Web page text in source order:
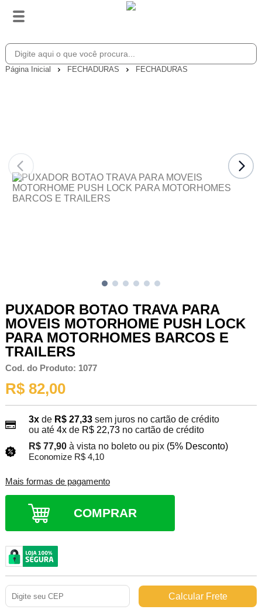
Página Inicial FECHADURAS FECHADURAS
PUXADOR BOTAO TRAVA PARA
MOVEIS MOTORHOME PUSH LOCK
PARA MOTORHOMES BARCOS E
TRAILERS
Cod. do Produto: 1077
R$ 82,00
3xde R$ 27,33 sem juros no cartão de crédito
ou até 4xde R$ 22,73no cartão de crédito
R$ 77,90 à vista no boleto ou pix (5% Desconto)
Economize R$ 4,10
Mais formas de pagamento
COMPRAR